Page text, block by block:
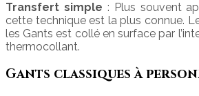
Transfert simple : Plus souvent
cette technique est la plus connue.
les Gants est collé en surface par
thermocollant.
Gants classiques à